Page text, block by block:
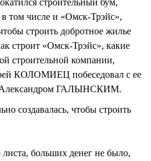
том числе и «Омск-Трэйс»,
строить добротное жилье
строит «Омск-Трэйс», какие
строительной компании,
КОЛОМИЕЦ побеседовал с ее
Александром ГАЛЫНСКИМ.
создавалась, чтобы строить
больших денег не было,